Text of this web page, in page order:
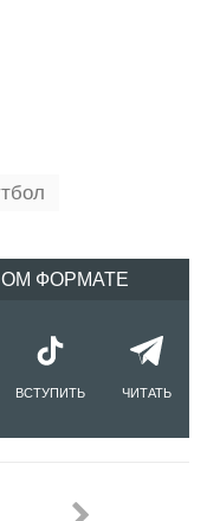
ФОРМАТЕ
ВСТУПИТЬ ЧИТАТЬ